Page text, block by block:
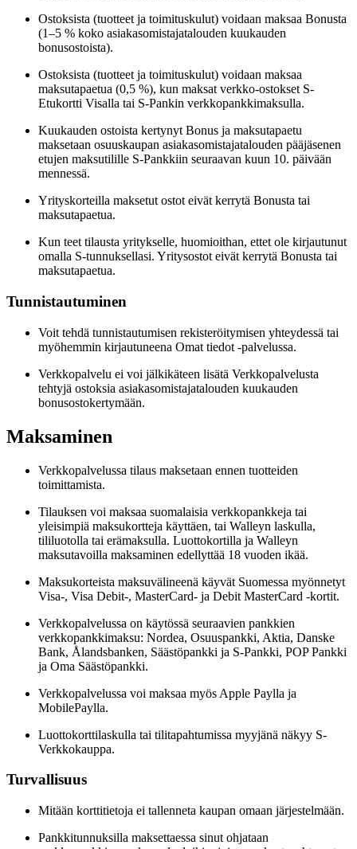
Ostoksista (tuotteet ja toimituskulut) voidaan maksaa Bonusta
(1–5 % koko asiakasomistajatalouden kuukauden
bonusostoista).
Ostoksista (tuotteet ja toimituskulut) voidaan maksaa
maksutapaetua (0,5 %), kun maksat verkko-ostokset S-
Etukortti Visalla tai S-Pankin verkkopankkimaksulla.
Kuukauden ostoista kertynyt Bonus ja maksutapaetu
maksetaan osuuskaupan asiakasomistajatalouden pääjäsenen
etujen maksutilille S-Pankkiin seuraavan kuun 10. päivään
mennessä.
Yrityskorteilla maksetut ostot eivät kerrytä Bonusta tai
maksutapaetua.
Kun teet tilausta yritykselle, huomioithan, ettet ole kirjautunut
omalla S-tunnuksellasi. Yritysostot eivät kerrytä Bonusta tai
maksutapaetua.
Tunnistautuminen
Voit tehdä tunnistautumisen rekisteröitymisen yhteydessä tai
myöhemmin kirjautuneena Omat tiedot -palvelussa.
Verkkopalvelu ei voi jälkikäteen lisätä Verkkopalvelusta
tehtyjä ostoksia asiakasomistajatalouden kuukauden
bonusostokertymään.
Maksaminen
Verkkopalvelussa tilaus maksetaan ennen tuotteiden
toimittamista.
Tilauksen voi maksaa suomalaisia verkkopankkeja tai
yleisimpiä maksukortteja käyttäen, tai Walleyn laskulla,
tililuotolla tai erämaksulla. Luottokortilla ja Walleyn
maksutavoilla maksaminen edellyttää 18 vuoden ikää.
Maksukorteista maksuvälineenä käyvät Suomessa myönnetyt
Visa-, Visa Debit-, MasterCard- ja Debit MasterCard -kortit.
Verkkopalvelussa on käytössä seuraavien pankkien
verkkopankkimaksu: Nordea, Osuuspankki, Aktia, Danske
Bank, Ålandsbanken, Säästöpankki ja S-Pankki, POP Pankki
ja Oma Säästöpankki.
Verkkopalvelussa voi maksaa myös Apple Paylla ja
MobilePaylla.
Luottokorttilaskulla tai tilitapahtumissa myyjänä näkyy S-
Verkkokauppa.
Turvallisuus
Mitään korttitietoja ei tallenneta kaupan omaan järjestelmään.
Pankkitunnuksilla maksettaessa sinut ohjataan